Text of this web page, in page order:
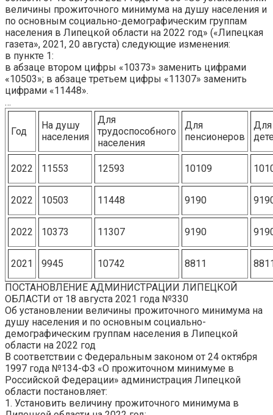
величины прожиточного минимума на душу населения и
по основным социально-демографическим группам
населения в Липецкой области на 2022 год» («Липецкая
газета», 2021, 20 августа) следующие изменения:
в пункте 1:
в абзаце втором цифры «10373» заменить цифрами
«10503»; в абзаце третьем цифры «11307» заменить
цифрами «11448».
…
Год
На душу
населения
Для
трудоспособного
населения
Для
пенсионеров
Для
2022 11553 12593 10109
2022 10503 11448 9190
2022 10373 11307 9190
2021 9945 10742 8811
ПОСТАНОВЛЕНИЕ АДМИНИСТРАЦИИ ЛИПЕЦКОЙ
ОБЛАСТИ от 18 августа 2021 года №330
Об установлении величины прожиточного минимума на
душу населения и по основным социально-
демографическим группам населения в Липецкой
области на 2022 год
В соответствии с Федеральным законом от 24 октября
1997 года №134-ФЗ «О прожиточном минимуме в
Российской Федерации» администрация Липецкой
области постановляет:
1. Установить величину прожиточного минимума в